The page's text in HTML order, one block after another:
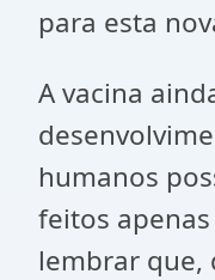
para esta
A vacina
humanos
feitos
lembrar que,